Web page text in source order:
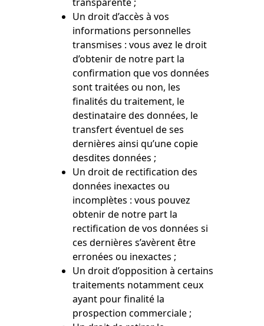
Un droit d’accès à vos
informations personnelles
transmises : vous avez le droit
d’obtenir de notre part la
confirmation que vos données
sont traitées ou non, les
finalités du traitement, le
destinataire des données, le
transfert éventuel de ses
dernières ainsi qu’une copie
desdites données ;
Un droit de rectification des
données inexactes ou
incomplètes : vous pouvez
obtenir de notre part la
rectification de vos données si
ces dernières s’avèrent être
erronées ou inexactes ;
Un droit d’opposition à certains
traitements notamment ceux
ayant pour finalité la
prospection commerciale ;